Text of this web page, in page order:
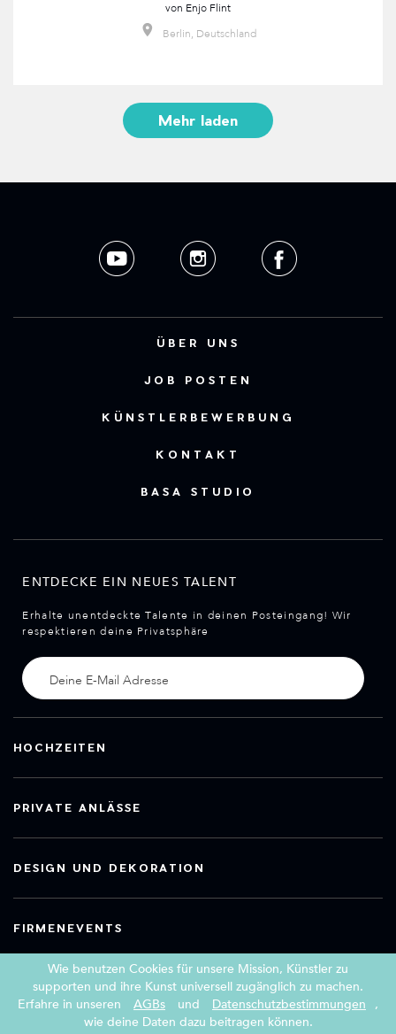
von Enjo Flint
Berlin, Deutschland
Mehr laden
ÜBER UNS
JOB POSTEN
KÜNSTLERBEWERBUNG
KONTAKT
BASA STUDIO
ENTDECKE EIN NEUES TALENT
Erhalte unentdeckte Talente in deinen Posteingang! Wir
respektieren deine Privatsphäre
HOCHZEITEN
PRIVATE ANLÄSSE
DESIGN UND DEKORATION
FIRMENEVENTS
Copyright 2026 Book a Street Artist
Wie benutzen Cookies für unsere Mission, Künstler zu
supporten und ihre Kunst universell zugänglich zu machen.
Erfahre in unseren
AGBs und Datenschutzbestimmungen
,
wie deine Daten dazu beitragen können.